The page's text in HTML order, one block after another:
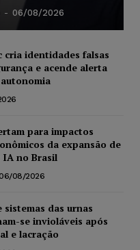
- 06/08/2026
identidades falsas
e acende alerta
para impactos
da expansão de
no Brasil
06/08/2026
sistemas das urnas
se invioláveis após
e lacração